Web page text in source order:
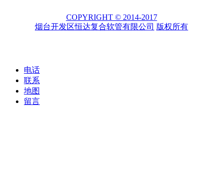
COPYRIGHT © 2014-2017
烟台开发区恒达复合软管有限公司 版权所有
电话
联系
地图
留言